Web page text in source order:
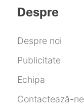
Despre
Despre noi
Publicitate
Echipa
Contactează-ne